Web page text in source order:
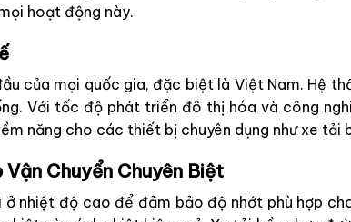
hoạt động này.
của mọi quốc gia, đặc biệt là Việt Nam. Hệ
Với tốc độ phát triển đô thị hóa và công
năng cho các thiết bị chuyên dụng như xe tải
Chuyển Chuyên Biệt
nhiệt độ cao để đảm bảo độ nhớt phù hợp